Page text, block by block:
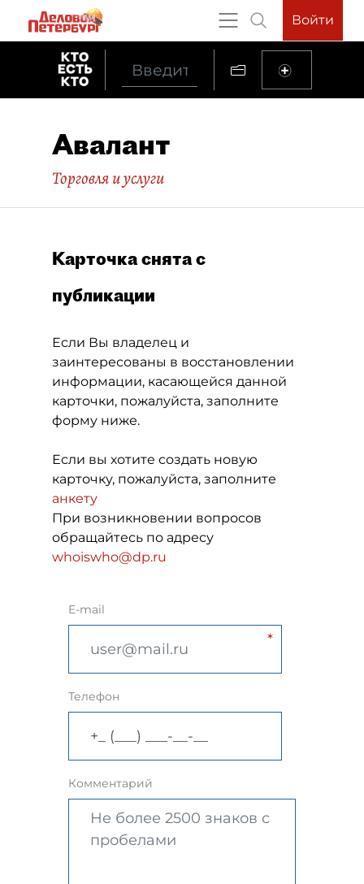
Войти
Авалант
Торговля и услуги
Карточка снята с
публикации
Если Вы владелец и
заинтересованы в восстановлении
информации, касающейся данной
карточки, пожалуйста, заполните
форму ниже.
Если вы хотите создать новую
карточку, пожалуйста, заполните
анкету
При возникновении вопросов
обращайтесь по адресу
whoiswho@dp.ru
E-mail
Телефон
Комментарий